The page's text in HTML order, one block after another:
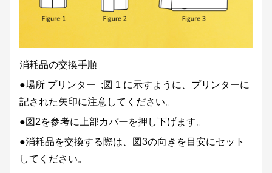
消耗品の交換手順
●場所 プリンター ;図 1 に示すように、プリンターに
記された矢印に注意してください。
●図2を参考に上部カバーを押し下げます。
●消耗品を交換する際は、図3の向きを目安にセット
してください。